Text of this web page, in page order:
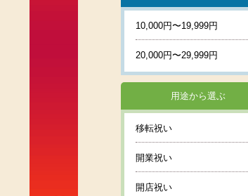
10,000円〜19,999円
20,000円〜29,999円
用途から選ぶ
移転祝い
開業祝い
開店祝い